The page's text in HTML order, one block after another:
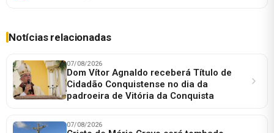
Notícias relacionadas
07/08/2026
Dom Vítor Agnaldo receberá Título de
Cidadão Conquistense no dia da
padroeira de Vitória da Conquista
07/08/2026